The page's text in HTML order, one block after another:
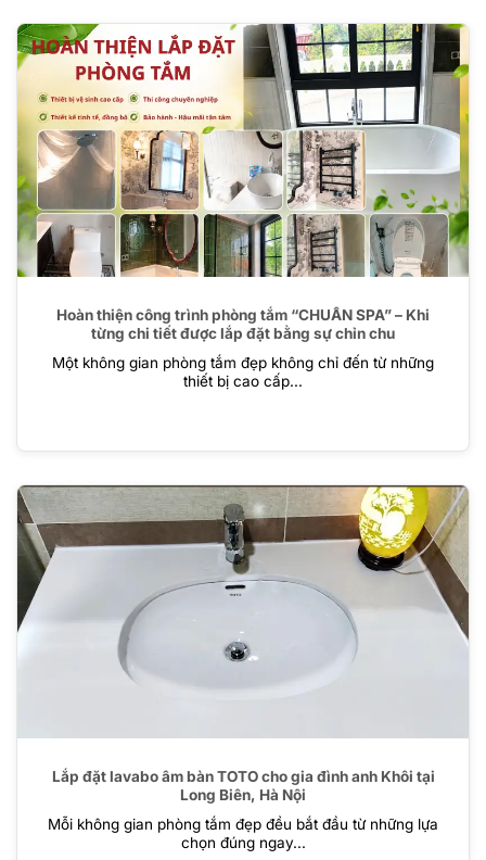
Hoàn thiện công trình phòng tắm “CHUẨN SPA” – Khi
từng chi tiết được lắp đặt bằng sự chỉn chu
Một không gian phòng tắm đẹp không chỉ đến từ những
thiết bị cao cấp...
Lắp đặt lavabo âm bàn TOTO cho gia đình anh Khôi tại
Long Biên, Hà Nội
Mỗi không gian phòng tắm đẹp đều bắt đầu từ những lựa
chọn đúng ngay...